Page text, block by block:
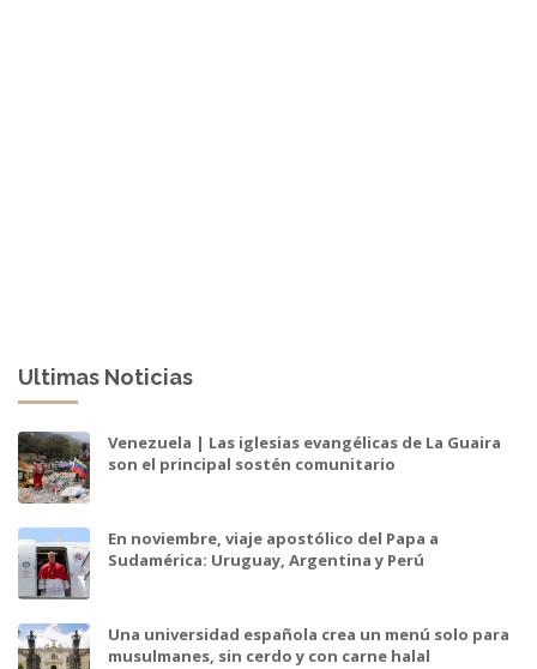
Ultimas Noticias
Venezuela | Las iglesias evangélicas de La Guaira
son el principal sostén comunitario
En noviembre, viaje apostólico del Papa a
Sudamérica: Uruguay, Argentina y Perú
Una universidad española crea un menú solo para
musulmanes, sin cerdo y con carne halal